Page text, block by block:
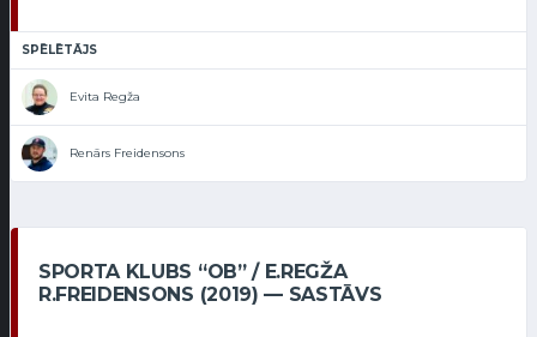
SPĒLĒTĀJS
Evita Regža
Renārs Freidensons
SPORTA KLUBS “OB” / E.REGŽA
R.FREIDENSONS (2019) — SASTĀVS